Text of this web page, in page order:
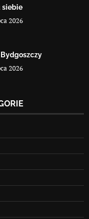
siebie
2026
2026